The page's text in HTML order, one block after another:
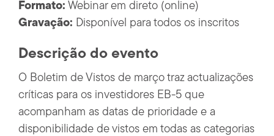
Formato: Webinar em direto (online)
Gravação: Disponível para todos os inscritos
Descrição do evento
O Boletim de Vistos de março traz actualizações
críticas para os investidores EB-5 que
acompanham as datas de prioridade e a
disponibilidade de vistos em todas as categorias